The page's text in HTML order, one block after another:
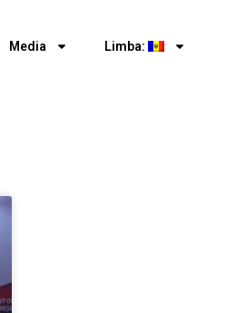
Media Limba: